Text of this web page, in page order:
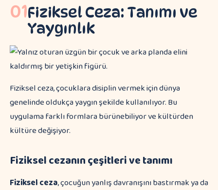
01Fiziksel Ceza: Tanımı ve
Yaygınlık
Fiziksel ceza, çocuklara disiplin vermek için dünya
genelinde oldukça yaygın şekilde kullanılıyor. Bu
uygulama farklı formlara bürünebiliyor ve kültürden
kültüre değişiyor.
Fiziksel cezanın çeşitleri ve tanımı
Fiziksel ceza, çocuğun yanlış davranışını bastırmak ya da